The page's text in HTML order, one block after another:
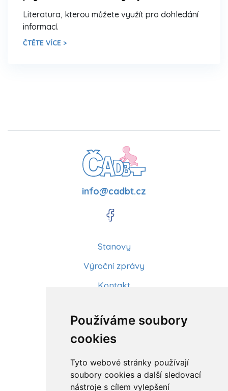
Používáme soubory
cookies
Tyto webové stránky používají
soubory cookies a další sledovací
nástroje s cílem vylepšení
Literatura, kterou můžete využít pro dohledání
informací.
ČTĚTE VÍCE >
info@cadbt.cz
Stanovy
Výroční zprávy
Kontakt
Články
Kurzy a workshopy
Sídlo ČADBT